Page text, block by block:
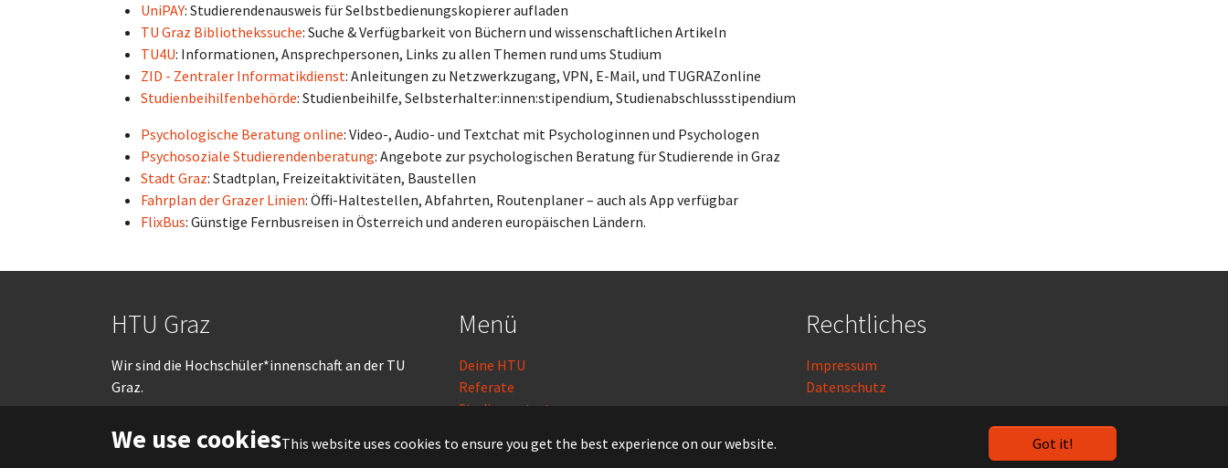
We use cookiesThis website uses cookies to ensure you get the best experience on our website. Got it!
UniPAY: Studierendenausweis für Selbstbedienungskopierer aufladen
TU Graz Bibliothekssuche: Suche & Verfügbarkeit von Büchern und wissenschaftlichen Artikeln
TU4U: Informationen, Ansprechpersonen, Links zu allen Themen rund ums Studium
ZID - Zentraler Informatikdienst: Anleitungen zu Netzwerkzugang, VPN, E-Mail, und TUGRAZonline
Studienbeihilfenbehörde: Studienbeihilfe, Selbsterhalter:innen:stipendium, Studienabschlussstipendium
Psychologische Beratung online: Video-, Audio- und Textchat mit Psychologinnen und Psychologen
Psychosoziale Studierendenberatung: Angebote zur psychologischen Beratung für Studierende in Graz
Stadt Graz: Stadtplan, Freizeitaktivitäten, Baustellen
Fahrplan der Grazer Linien: Öffi-Haltestellen, Abfahrten, Routenplaner – auch als App verfügbar
FlixBus: Günstige Fernbusreisen in Österreich und anderen europäischen Ländern.
HTU Graz
Wir sind die Hochschüler*innenschaft an der TU
Graz.
Menü
Deine HTU
Referate
Studienvertretungen
Rechtliches
Impressum
Datenschutz